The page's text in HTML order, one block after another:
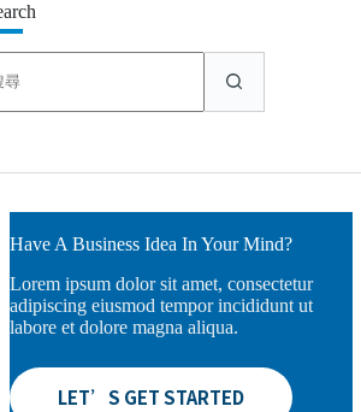
Have A Business Idea In Your Mind?
Lorem ipsum dolor sit amet, consectetur
adipiscing eiusmod tempor incididunt ut
labore et dolore magna aliqua.
LET’S GET STARTED